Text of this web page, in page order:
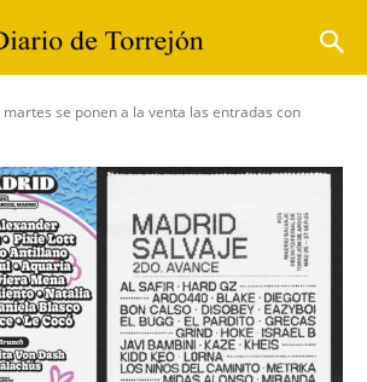
martes se ponen a la venta las entradas con